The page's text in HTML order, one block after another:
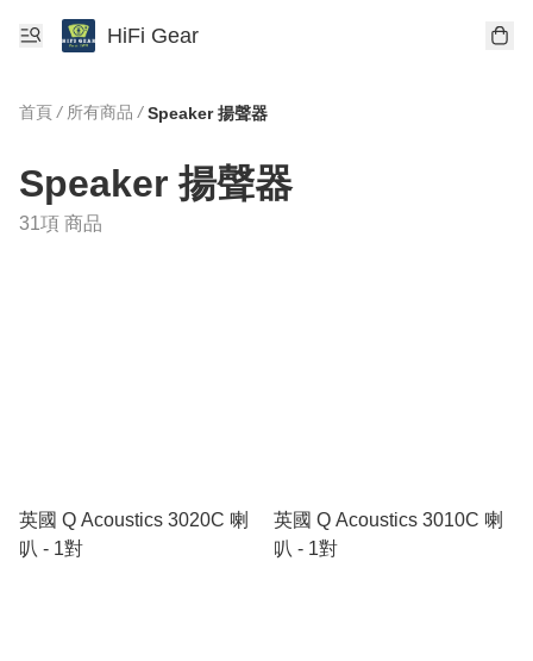
HiFi Gear
首頁 / 所有商品 / Speaker 揚聲器
Speaker 揚聲器
31項 商品
英國 Q Acoustics 3020C 喇
叭 - 1對
英國 Q Acoustics 3010C 喇
叭 - 1對